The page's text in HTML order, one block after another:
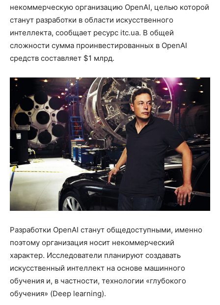
некоммерческую организацию OpenAI, целью которой
станут разработки в области искусственного
интеллекта, сообщает ресурс itc.ua. В общей
сложности сумма проинвестированных в OpenAI
средств составляет $1 млрд.
Разработки OpenAI станут общедоступными, именно
поэтому организация носит некоммерческий
характер. Исследователи планируют создавать
искусственный интеллект на основе машинного
обучения и, в частности, технологии «глубокого
обучения» (Deep learning).